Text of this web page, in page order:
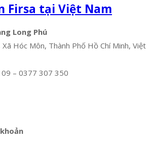
Firsa tại Việt Nam
Long Phú
Hóc Môn, Thành Phố Hồ Chí Minh, Việt
– 0377 307 350